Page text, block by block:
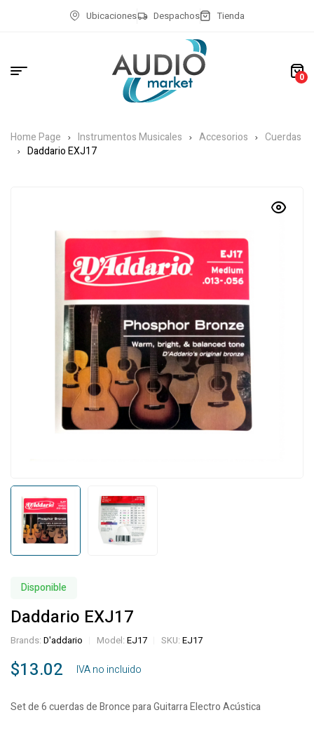
Ubicaciones Despachos Tienda
0
Home Page Instrumentos Musicales Accesorios
Cuerdas
Daddario EXJ17
Disponible
Daddario EXJ17
Brands: D'addario Model: EJ17 SKU: EJ17
$13.02 ‎ ‎ ‎ IVA no incluido
Set de 6 cuerdas de Bronce para Guitarra Electro Acústica